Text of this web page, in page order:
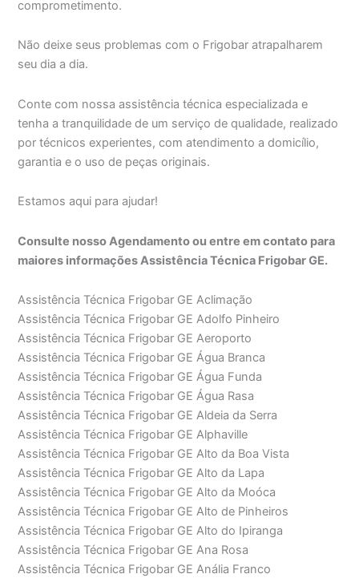
comprometimento.
Não deixe seus problemas com o Frigobar atrapalharem
seu dia a dia.
Conte com nossa assistência técnica especializada e
tenha a tranquilidade de um serviço de qualidade, realizado
por técnicos experientes, com atendimento a domicílio,
garantia e o uso de peças originais.
Estamos aqui para ajudar!
Consulte nosso Agendamento ou entre em contato para
maiores informações Assistência Técnica Frigobar GE.
Assistência Técnica Frigobar GE Aclimação
Assistência Técnica Frigobar GE Adolfo Pinheiro
Assistência Técnica Frigobar GE Aeroporto
Assistência Técnica Frigobar GE Água Branca
Assistência Técnica Frigobar GE Água Funda
Assistência Técnica Frigobar GE Água Rasa
Assistência Técnica Frigobar GE Aldeia da Serra
Assistência Técnica Frigobar GE Alphaville
Assistência Técnica Frigobar GE Alto da Boa Vista
Assistência Técnica Frigobar GE Alto da Lapa
Assistência Técnica Frigobar GE Alto da Moóca
Assistência Técnica Frigobar GE Alto de Pinheiros
Assistência Técnica Frigobar GE Alto do Ipiranga
Assistência Técnica Frigobar GE Ana Rosa
Assistência Técnica Frigobar GE Anália Franco